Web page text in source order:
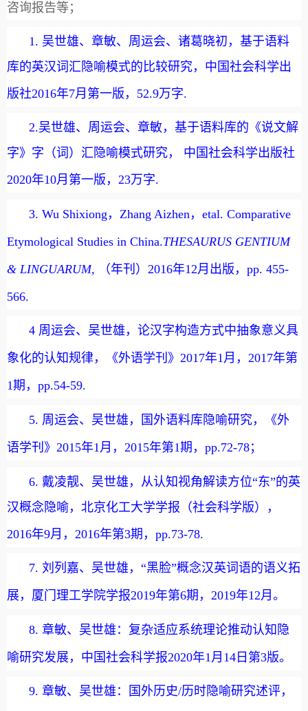
咨询报告等；
1. 吴世雄、章敏、周运会、诸葛晓初，基于语料
库的英汉词汇隐喻模式的比较研究，中国社会科学出
版社2016年7月第一版， 52.9万字.
2.吴世雄、周运会、章敏，基于语料库的《说文解
字》字（词）汇隐喻模式研究， 中国社会科学出版社
2020年10月第一版， 23万字.
3. Wu Shixiong ， Zhang Aizhen ， etal. Comparative
Etymological Studies in China.THESAURUS GENTIUM
& LINGUARUM, （年刊） 2016年12月出版， pp. 455-
566.
4 周运会、吴世雄，论汉字构造方式中抽象意义具
象化的认知规律，《外语学刊》 2017年1月， 2017年第
1期， pp.54-59.
5. 周运会、吴世雄，国外语料库隐喻研究，《外
语学刊》 2015年1月， 2015年第1期， pp.72-78；
6. 戴凌靓、吴世雄，从认知视角解读方位“东”的英
汉概念隐喻，北京化工大学学报（社会科学版），
2016年9月， 2016年第3期， pp.73-78.
7. 刘列嘉、吴世雄，“黑脸”概念汉英词语的语义拓
展，厦门理工学院学报2019年第6期， 2019年12月。
8. 章敏、吴世雄：复杂适应系统理论推动认知隐
喻研究发展，中国社会科学报2020年1 月 14 日第3版。
9. 章敏、吴世雄：国外历史/历时隐喻研究述评，